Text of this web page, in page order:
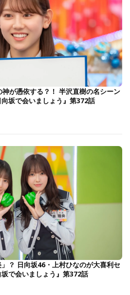
が憑依する？！ 半沢直樹の名シーン
坂で会いましょう』第372話
？ 日向坂46・上村ひなのが大喜利セ
で会いましょう』第372話